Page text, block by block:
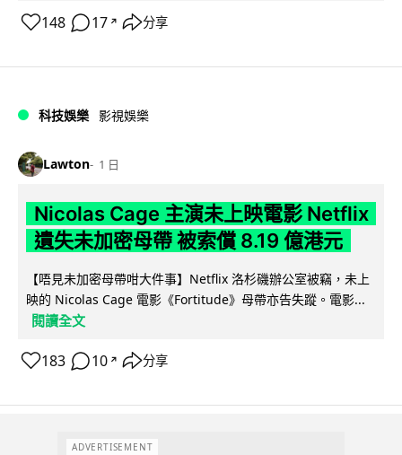
148 17 ↗ 分享
科技娛樂 影視娛樂
Lawton 1 日
Nicolas Cage 主演未上映電影 Netflix
遺失未加密母帶 被索償 8.19 億港元
【唔見未加密母帶咁大件事】Netflix 洛杉磯辦公室被竊，未上
映的 Nicolas Cage 電影《Fortitude》母帶亦告失蹤。電影...
閱讀全文
183 10 ↗ 分享
ADVERTISEMENT